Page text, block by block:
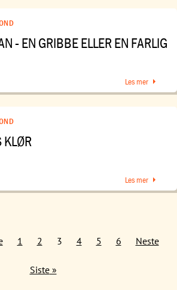
- EN GRIBBE ELLER EN FARLIG
Les mer
KLØR
Les mer
1 2 3 4 5 6 Neste
Siste